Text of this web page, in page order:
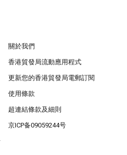
關於我們
香港貿發局流動應用程式
更新您的香港貿發局電郵訂閱
使用條款
超連結條款及細則
京ICP备09059244号